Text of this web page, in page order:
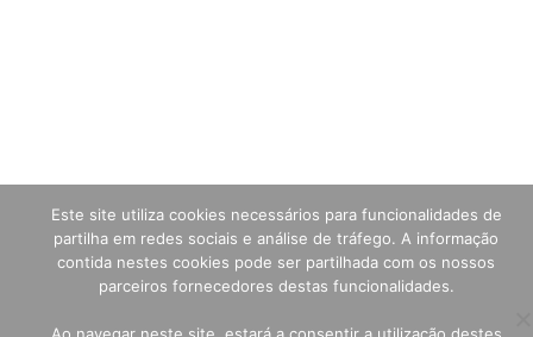
Este site utiliza cookies necessários para funcionalidades de
partilha em redes sociais e análise de tráfego. A informação
contida nestes cookies pode ser partilhada com os nossos
parceiros fornecedores destas funcionalidades.